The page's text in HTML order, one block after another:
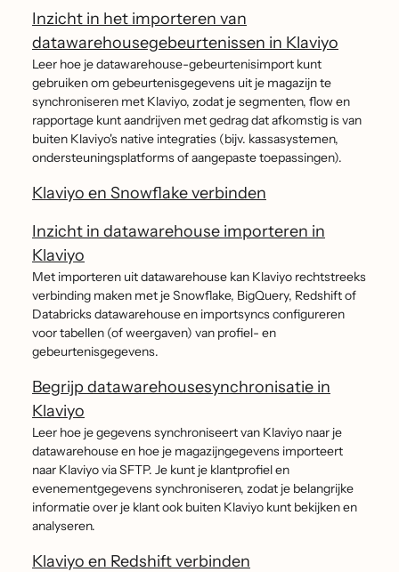
Inzicht in het importeren van
datawarehousegebeurtenissen in Klaviyo
Leer hoe je datawarehouse-gebeurtenisimport kunt
gebruiken om gebeurtenisgegevens uit je magazijn te
synchroniseren met Klaviyo, zodat je segmenten, flow en
rapportage kunt aandrijven met gedrag dat afkomstig is van
buiten Klaviyo's native integraties (bijv. kassasystemen,
ondersteuningsplatforms of aangepaste toepassingen).
Klaviyo en Snowflake verbinden
Inzicht in datawarehouse importeren in
Klaviyo
Met importeren uit datawarehouse kan Klaviyo rechtstreeks
verbinding maken met je Snowflake, BigQuery, Redshift of
Databricks datawarehouse en importsyncs configureren
voor tabellen (of weergaven) van profiel- en
gebeurtenisgegevens.
Begrijp datawarehousesynchronisatie in
Klaviyo
Leer hoe je gegevens synchroniseert van Klaviyo naar je
datawarehouse en hoe je magazijngegevens importeert
naar Klaviyo via SFTP. Je kunt je klantprofiel en
evenementgegevens synchroniseren, zodat je belangrijke
informatie over je klant ook buiten Klaviyo kunt bekijken en
analyseren.
Klaviyo en Redshift verbinden